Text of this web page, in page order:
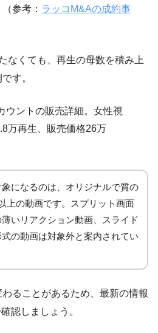
参考： ラッコM&Aの成約事
なくても、再生の母数を積み上
す。
になるのは、オリジナルで質の
上の動画です。スプリット画面
いリアクション動画、スライド
の動画は対象外と案内されてい
ることがあるため、最新の情報
認しましょう。